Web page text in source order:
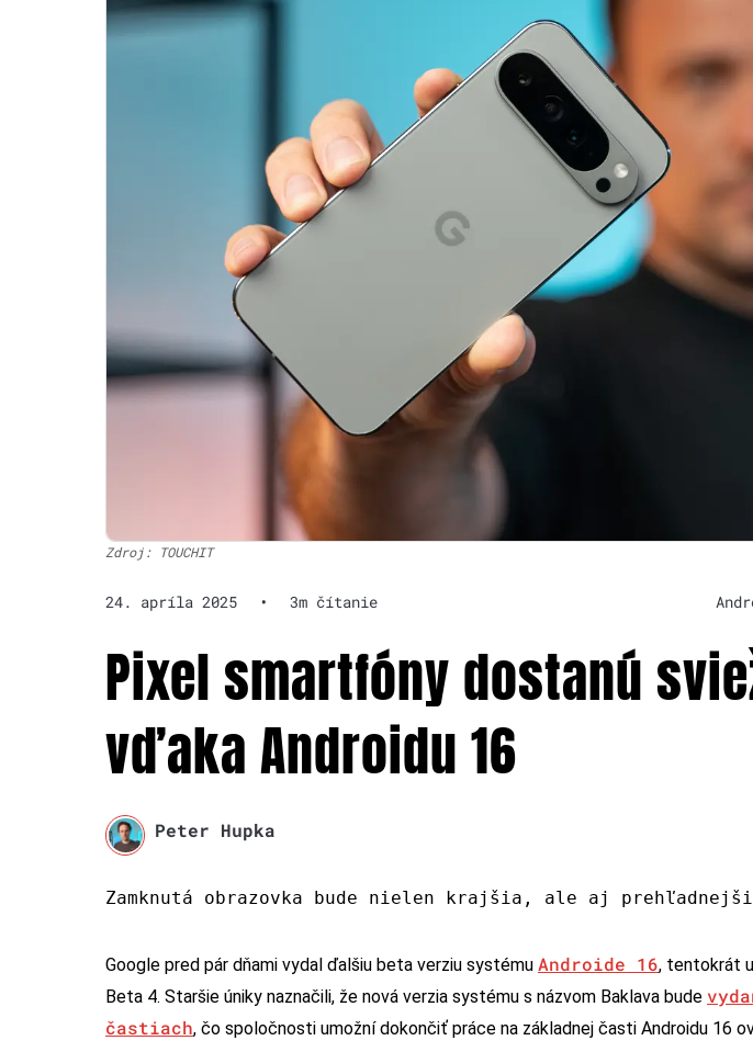
Zdroj: TOUCHIT
24. apríla 2025 • 3m čítanie
Pixel smartfóny dostanú
vďaka Androidu 16
Peter Hupka
Zamknutá obrazovka bude nielen krajšia, ale aj
Google pred pár dňami vydal ďalšiu beta verziu systému Androide 16, tentokrát
Beta 4. Staršie úniky naznačili, že nová verzia systému s názvom Baklava bude
častiach, čo spoločnosti umožní dokončiť práce na základnej časti Androidu 16